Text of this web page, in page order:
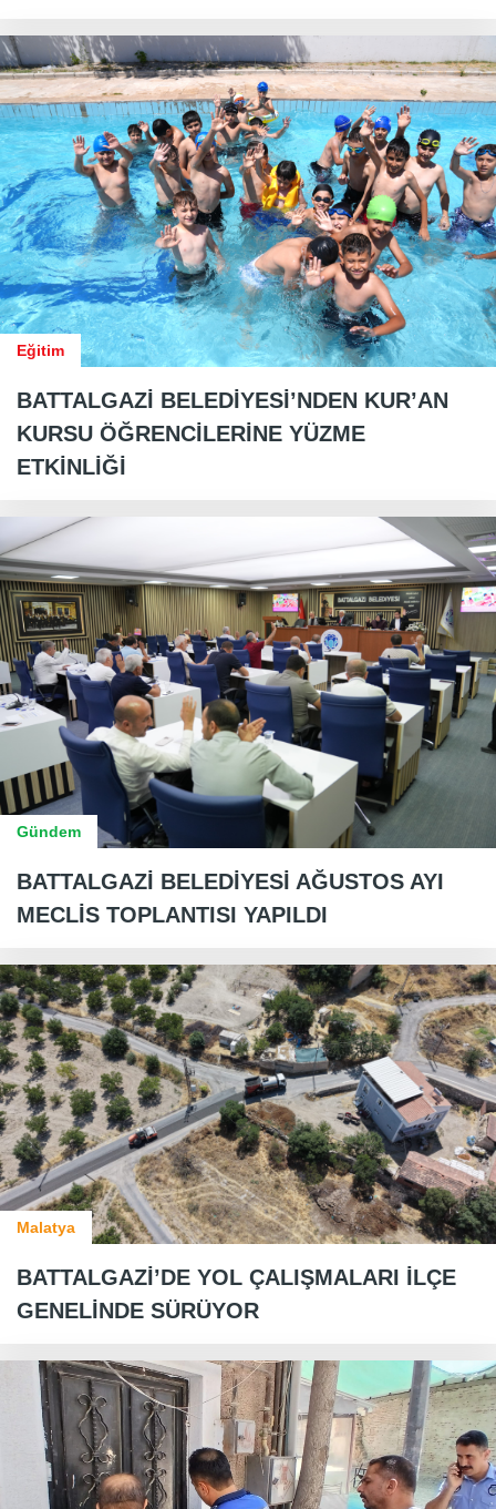
Eğitim
BATTALGAZİ BELEDİYESİ’NDEN KUR’AN
KURSU ÖĞRENCİLERİNE YÜZME
ETKİNLİĞİ
Gündem
BATTALGAZİ BELEDİYESİ AĞUSTOS AYI
MECLİS TOPLANTISI YAPILDI
Malatya
BATTALGAZİ’DE YOL ÇALIŞMALARI İLÇE
GENELİNDE SÜRÜYOR